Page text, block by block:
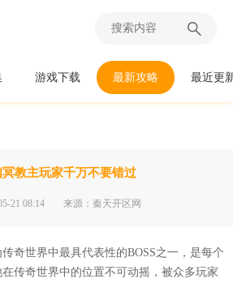
游戏下载 最新攻略 最近更
教主玩家千万不要错过
21 08:14 来源：秦天开区网
奇世界中最具代表性的BOSS之一，是每个
传奇世界中的位置不可动摇，被众多玩家